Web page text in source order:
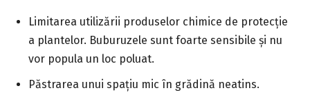
Limitarea utilizării produselor chimice de protecție
a plantelor. Buburuzele sunt foarte sensibile și nu
vor popula un loc poluat.
Păstrarea unui spațiu mic în grădină neatins.